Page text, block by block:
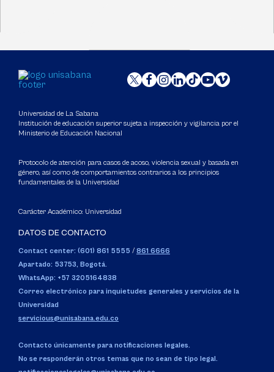
Universidad de La Sabana
Institución de educación superior sujeta a inspección y vigilancia por el
Ministerio de Educación Nacional
Protocolo de atención para casos de acoso, violencia sexual y basada en
género, así como de comportamientos contrarios a los principios
fundamentales de la Universidad
Carácter Académico: Universidad
DATOS DE CONTACTO
Contact center: (601) 861 5555 / 861 6666
Apartado: 53753, Bogotá.
WhatsApp: +57 3205164838
Correo electrónico para inquietudes generales y servicios de la
Universidad
servicious@unisabana.edu.co
Contacto únicamente para notificaciones legales.
No se responderán otros temas que no sean de tipo legal.